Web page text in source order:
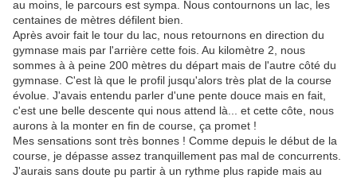
au moins, le parcours est sympa. Nous contournons un lac, les
centaines de mètres défilent bien.
Après avoir fait le tour du lac, nous retournons en direction du
gymnase mais par l'arrière cette fois. Au kilomètre 2, nous
sommes à à peine 200 mètres du départ mais de l'autre côté du
gymnase. C'est là que le profil jusqu'alors très plat de la course
évolue. J'avais entendu parler d'une pente douce mais en fait,
c'est une belle descente qui nous attend là... et cette côte, nous
aurons à la monter en fin de course, ça promet !
Mes sensations sont très bonnes ! Comme depuis le début de la
course, je dépasse assez tranquillement pas mal de concurrents.
J'aurais sans doute pu partir à un rythme plus rapide mais au